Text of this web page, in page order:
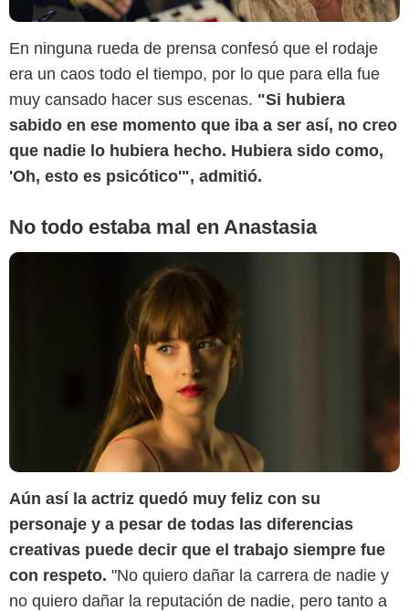
En ninguna rueda de prensa confesó que el rodaje
era un caos todo el tiempo, por lo que para ella fue
muy cansado hacer sus escenas. "Si hubiera
sabido en ese momento que iba a ser así, no creo
que nadie lo hubiera hecho. Hubiera sido como,
'Oh, esto es psicótico'", admitió.
No todo estaba mal en Anastasia
SensaCine Latam
Aún así la actriz quedó muy feliz con su
personaje y a pesar de todas las diferencias
creativas puede decir que el trabajo siempre fue
con respeto. "No quiero dañar la carrera de nadie y
no quiero dañar la reputación de nadie, pero tanto a
SensaCine Latam